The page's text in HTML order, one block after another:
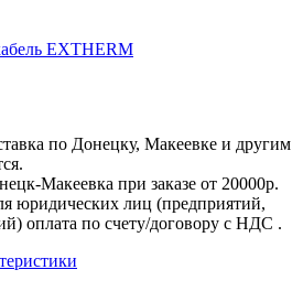
EXTHERM
по Донецку, Макеевке и другим
Макеевка при заказе от 20000р.
юридических лиц (предприятий,
оплата по счету/договору с НДС .